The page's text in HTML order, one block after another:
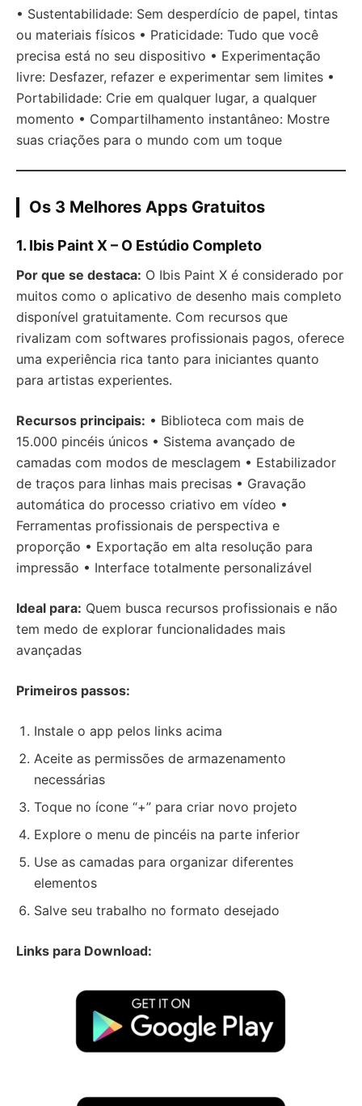
• Sustentabilidade: Sem desperdício de papel, tintas
ou materiais físicos • Praticidade: Tudo que você
precisa está no seu dispositivo • Experimentação
livre: Desfazer, refazer e experimentar sem limites •
Portabilidade: Crie em qualquer lugar, a qualquer
momento • Compartilhamento instantâneo: Mostre
suas criações para o mundo com um toque
Os 3 Melhores Apps Gratuitos
1. Ibis Paint X – O Estúdio Completo
Por que se destaca: O Ibis Paint X é considerado por
muitos como o aplicativo de desenho mais completo
disponível gratuitamente. Com recursos que
rivalizam com softwares profissionais pagos, oferece
uma experiência rica tanto para iniciantes quanto
para artistas experientes.
Recursos principais: • Biblioteca com mais de
15.000 pincéis únicos • Sistema avançado de
camadas com modos de mesclagem • Estabilizador
de traços para linhas mais precisas • Gravação
automática do processo criativo em vídeo •
Ferramentas profissionais de perspectiva e
proporção • Exportação em alta resolução para
impressão • Interface totalmente personalizável
Ideal para: Quem busca recursos profissionais e não
tem medo de explorar funcionalidades mais
avançadas
Primeiros passos:
Instale o app pelos links acima
Aceite as permissões de armazenamento
necessárias
Toque no ícone “+” para criar novo projeto
Explore o menu de pincéis na parte inferior
Use as camadas para organizar diferentes
elementos
Salve seu trabalho no formato desejado
Links para Download: